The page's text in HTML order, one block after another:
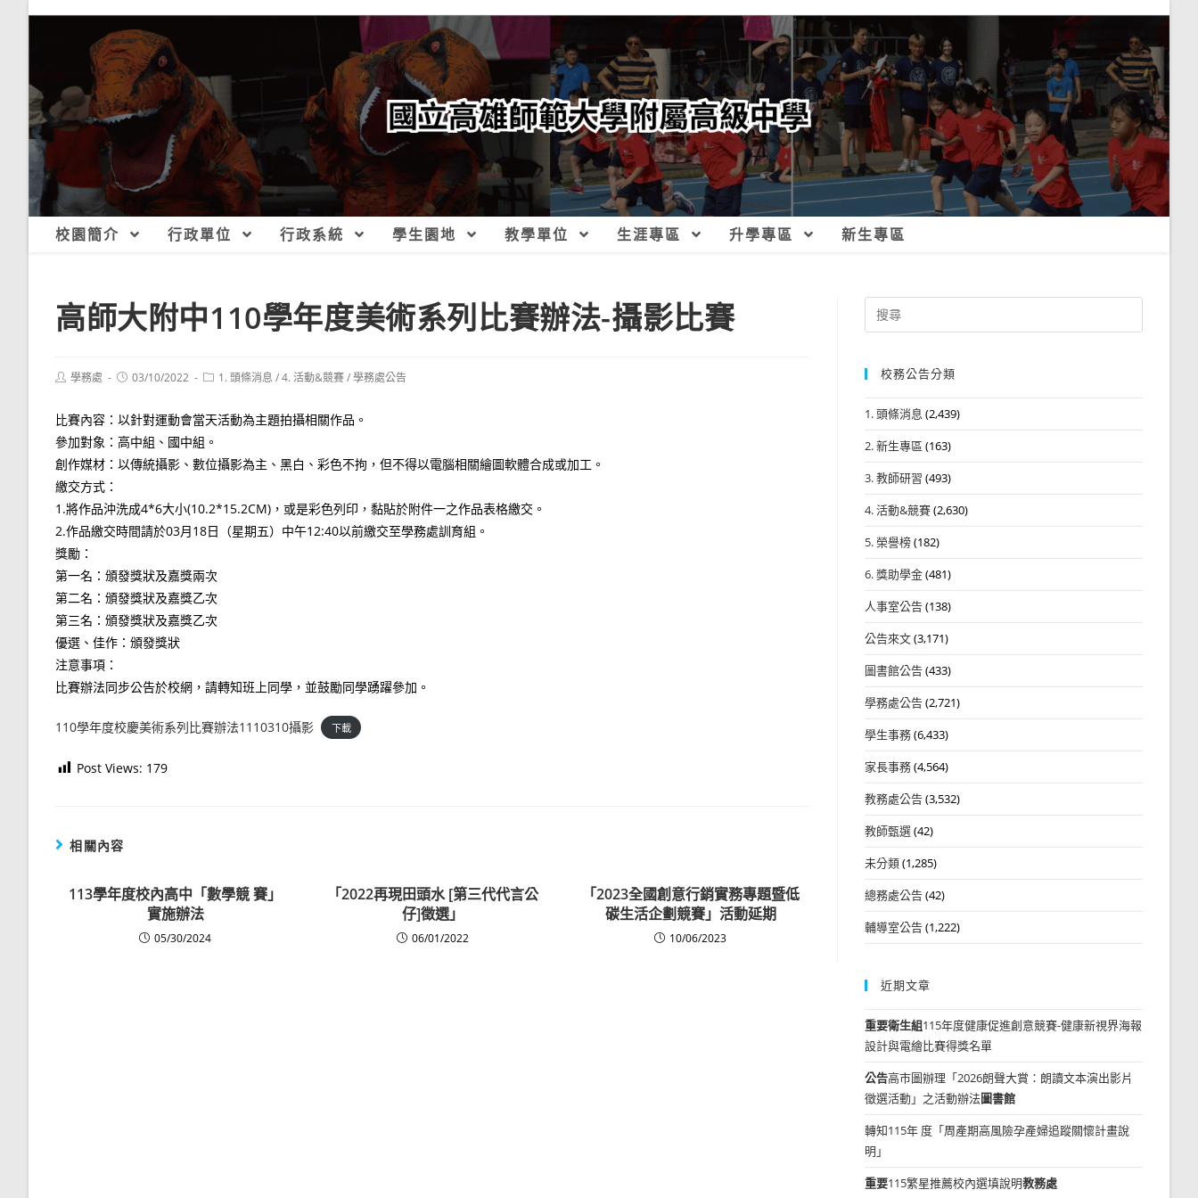
校園簡介 行政單位 行政系統 學生園地 教學單位 生涯專區 升學專區 新生專區
高師大附中110學年度美術系列比賽辦法-攝影比賽
Post學務處
Post03/10/2022
Post1. 頭條消息 /4. 活動&競賽/學務處公告
比賽內容：以針對運動會當天活動為主題拍攝相關作品。
參加對象：高中組、國中組。
創作媒材：以傳統攝影、數位攝影為主、黑白、彩色不拘，但不得以電腦相關繪圖軟體合成或加工。
繳交方式：
1.將作品沖洗成4*6大小(10.2*15.2CM)，或是彩色列印，黏貼於附件一之作品表格繳交。
2.作品繳交時間請於03月18日（星期五）中午12:40以前繳交至學務處訓育組。
獎勵：
第一名：頒發獎狀及嘉獎兩次
第二名：頒發獎狀及嘉獎乙次
第三名：頒發獎狀及嘉獎乙次
優選、佳作：頒發獎狀
注意事項：
比賽辦法同步公告於校網，請轉知班上同學，並鼓勵同學踴躍參加。
110學年度校慶美術系列比賽辦法1110310攝影 下載
Post Views: 179
相關內容
113學年度校內高中「數學競 賽」
實施辦法
05/30/2024
「2022再現田頭水 [第三代代言公
仔]徵選」
06/01/2022
「2023全國創意行銷實務專題暨低
碳生活企劃競賽」活動延期
10/06/2023
Search
for:
校務公告分類
1. 頭條消息 (2,439)
2. 新生專區 (163)
3. 教師研習 (493)
4. 活動&競賽(2,630)
5. 榮譽榜(182)
6. 獎助學金(481)
人事室公告(138)
公告來文(3,171)
圖書館公告(433)
學務處公告(2,721)
學生事務(6,433)
家長事務(4,564)
教務處公告(3,532)
教師甄選(42)
未分類(1,285)
總務處公告(42)
輔導室公告(1,222)
近期文章
重要衛生組115年度健康促進創意競賽-健康新視界海報
設計與電繪比賽得獎名單
公告高市圖辦理「2026朗聲大賞：朗讀文本演出影片
徵選活動」之活動辦法圖書館
轉知115年 度「周產期高風險孕產婦追蹤關懷計畫說
明」
重要115繁星推薦校內選填說明教務處